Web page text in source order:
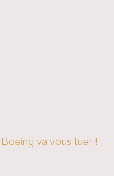
Boeing va vous tuer !